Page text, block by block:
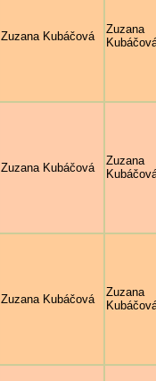
Zuzana Kubáčová
Zuzana
Zuzana Kubáčová
Zuzana
Zuzana Kubáčová
Zuzana